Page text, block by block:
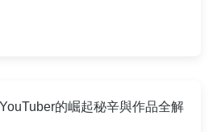
醫和現代實證，適合尋求自